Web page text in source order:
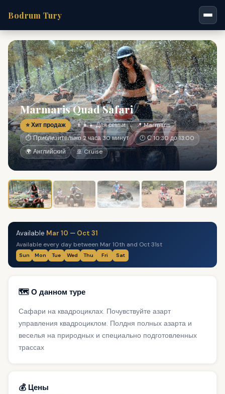
Bodrum Tury
Marmaris Quad Safari
⭐ Хит продаж 👨‍👩‍👧 Для семьи
📍 Marmaris
⏱ Приблизительно 2 часа 30 минут
🕐 С 10:30 до 13:00
🌍 Английский
🚢 Cruise
Available Mar 10 — Oct 31
Available every day between Mar 10th and Oct 31st
Sun Mon Tue Wed Thu Fri Sat
🗺️ О данном туре
Сафари на квадроциклах. Почувствуйте азарт
управления квадроциклом. Полдня полных азарта и
веселья на природных и специально подготовленных
трассах
💰 Цены